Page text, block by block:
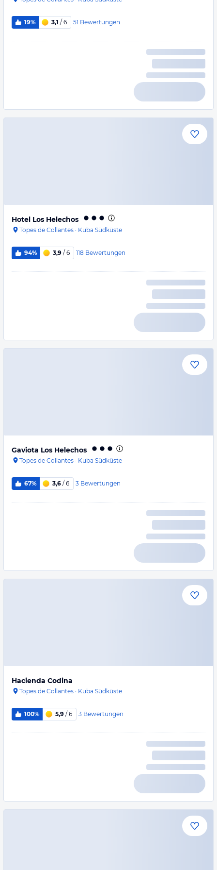
19% 3,1 / 6 51 Bewertungen
Hotel Los Helechos
Topes de Collantes · Kuba Südküste
94% 3,9 / 6 118 Bewertungen
Gaviota Los Helechos
Topes de Collantes · Kuba Südküste
67% 3,6 / 6 3 Bewertungen
Hacienda Codina
Topes de Collantes · Kuba Südküste
100% 5,9 / 6 3 Bewertungen